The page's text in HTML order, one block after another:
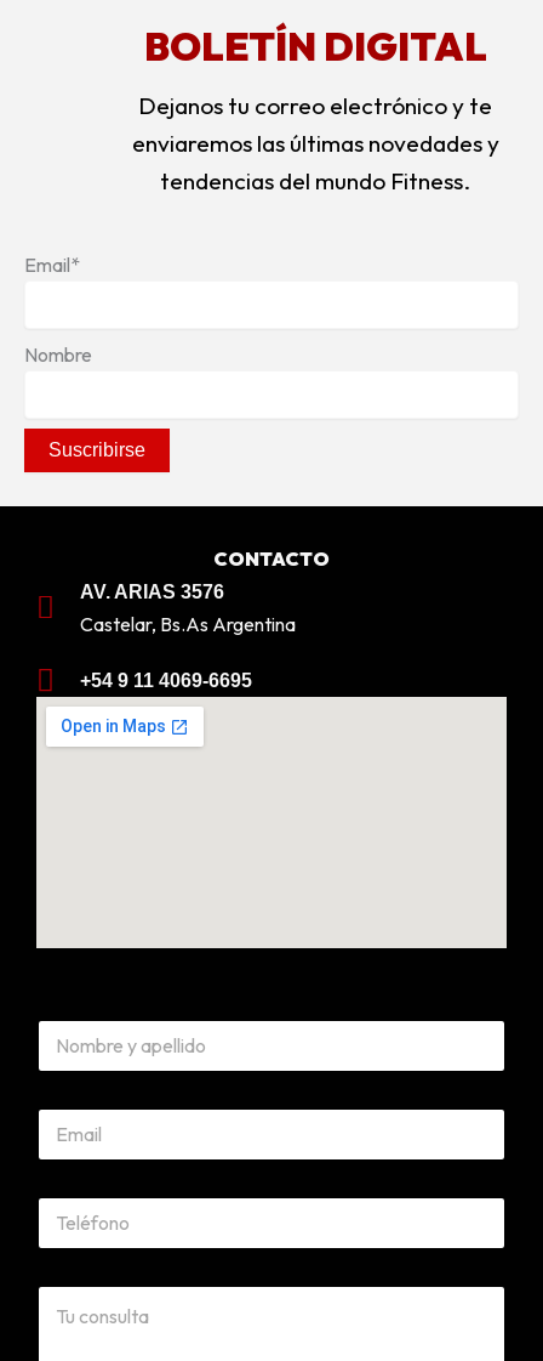
BOLETÍN DIGITAL
Dejanos tu correo electrónico y te
enviaremos las últimas novedades y
tendencias del mundo Fitness.
Email*
Nombre
CONTACTO
AV. ARIAS 3576
Castelar, Bs.As Argentina
+54 9 11 4069-6695